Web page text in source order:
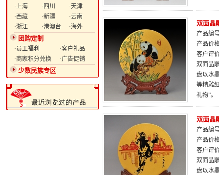
·上海
·四川
·天津
·西藏
·新疆
·云南
·浙江
·港澳台 ·海外
团购定制
·员工福利
·客户礼品
·商家积分兑换
·广告促销
少数民族专区
双面晶
产品编
产品价
客户评
双面晶
盘以水
等精雕
礼物”。
双面晶
产品编
产品价
客户评
双面晶
盘以水